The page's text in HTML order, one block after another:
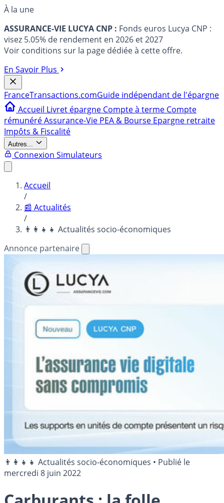
À la une
ASSURANCE-VIE LUCYA CNP : Fonds euros Lucya CNP :
visez 5.05% de rendement en 2026 et 2027
Voir conditions sur la page dédiée à cette offre.
En Savoir Plus
FranceTransactions.comGuide indépendant de l'épargne
Accueil Livret épargne Compte à terme Compte
rémunéréAssurance-Vie PEA & Bourse Epargne retraite
Impôts & Fiscalité
Autres...
Connexion Simulateurs
Accueil
/
📰 Actualités
/
👨‍👩‍👧‍👧 Actualités socio-économiques
Annonce partenaire
👨‍👩‍👧‍👧 Actualités socio-économiques • Publié le
mercredi 8 juin 2022